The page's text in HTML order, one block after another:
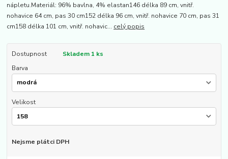
nápletu.Materiál: 96% bavlna, 4% elastan146 délka 89 cm, vnitř.
nohavice 64 cm, pas 30 cm152 délka 96 cm, vnitř. nohavice 70 cm, pas 31
cm158 délka 101 cm, vnitř. nohavic... celý popis
Dostupnost
Skladem 1 ks
Barva
Velikost
Nejsme plátci DPH